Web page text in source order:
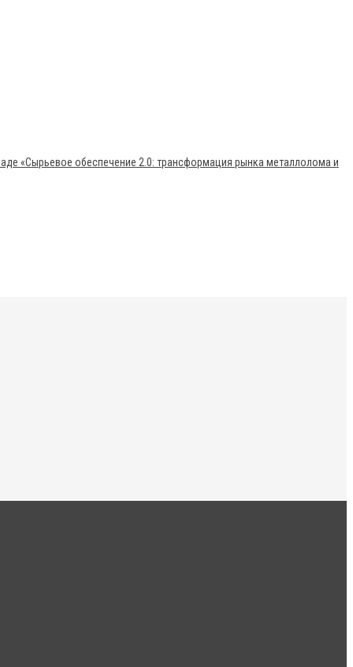
«Сырьевое обеспечение 2.0: трансформация рынка металлолома и